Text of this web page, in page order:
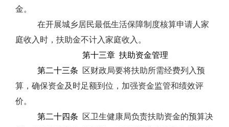
金。
在开展城乡居民最低生活保障制度核算申请人家
庭收入时，扶助金不计入家庭收入。
第十三章 扶助资金管理
第二十三条
区财政局要将扶助所需经费列入预
算，确保资金及时足额到位，加强资金监管和绩效评
价。
第二十四条
区卫生健康局负责扶助资金的预算决